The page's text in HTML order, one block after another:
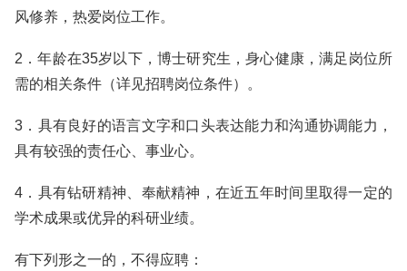
风修养，热爱岗位工作。
2．年龄在35岁以下，博士研究生，身心健康，满足岗位所
需的相关条件（详见招聘岗位条件）。
3．具有良好的语言文字和口头表达能力和沟通协调能力，
具有较强的责任心、事业心。
4．具有钻研精神、奉献精神，在近五年时间里取得一定的
学术成果或优异的科研业绩。
有下列形之一的，不得应聘：